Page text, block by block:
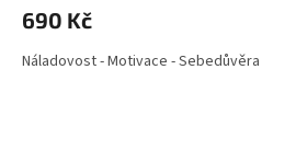
690 Kč
Náladovost - Motivace - Sebedůvěra